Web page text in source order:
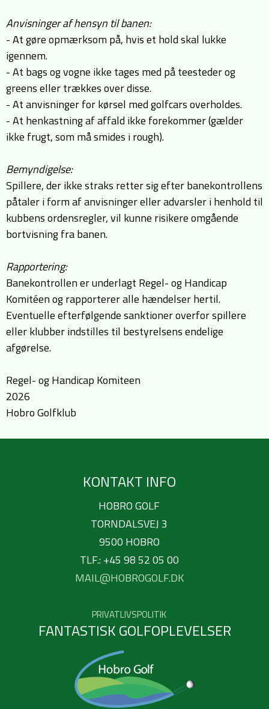
Anvisninger af hensyn til banen:
- At gøre opmærksom på, hvis et hold skal lukke
igennem.
- At bags og vogne ikke tages med på teesteder og
greens eller trækkes over disse.
- At anvisninger for kørsel med golfcars overholdes.
- At henkastning af affald ikke forekommer (gælder
ikke frugt, som må smides i rough).
Bemyndigelse:
Spillere, der ikke straks retter sig efter banekontrollens
påtaler i form af anvisninger eller advarsler i henhold til
kubbens ordensregler, vil kunne risikere omgående
bortvisning fra banen.
Rapportering:
Banekontrollen er underlagt Regel- og Handicap
Komitéen og rapporterer alle hændelser hertil.
Eventuelle efterfølgende sanktioner overfor spillere
eller klubber indstilles til bestyrelsens endelige
afgørelse.
Regel- og Handicap Komiteen
2026
Hobro Golfklub
KONTAKT INFO
HOBRO GOLF
TORNDALSVEJ 3
9500 HOBRO
TLF.: +45 98 52 05 00
MAIL@HOBROGOLF.DK
PRIVATLIVSPOLITIK
FANTASTISK GOLFOPLEVELSER